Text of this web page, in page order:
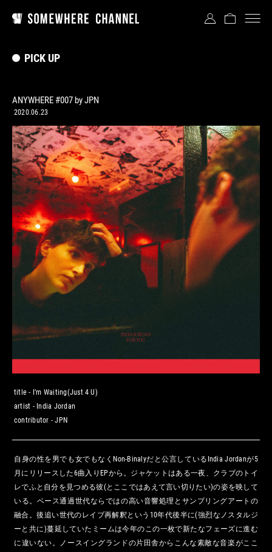
PICK UP
ANYWHERE #007 by JPN
2020.06.23
title - I’m Waiting(Just 4 U)
artist - India Jordan
contributor -JPN
自身の性を男でも女でもなくNon-Binalyだと公言しているIndia Jordanが5
月にリリースした6曲入りEPから。ジャケットはある一夜、クラブのトイ
レでふと自分を見つめる彼(とここではあえて言い切りたい)の姿を映して
いる。ベース通過世代ならではの高い音響処理とサンプリングアートの
融合。後追い世代のレイブ再解釈という10年代後半に(強烈なノスタルジ
ーと共に)蔓延していたミームは今年のこの一枚で新たなフェーズに進む
に違いない。ノースイングランドの片田舎からこんな素敵な音楽がここ